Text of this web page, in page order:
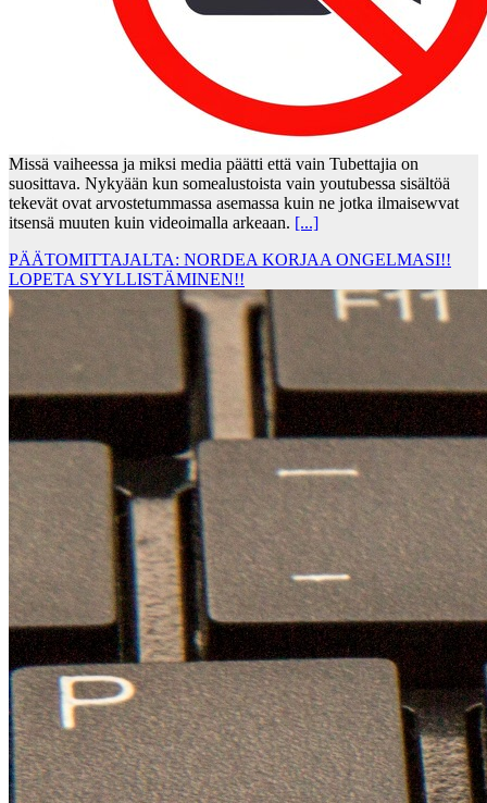
Missä vaiheessa ja miksi media päätti että vain Tubettajia on
suosittava. Nykyään kun somealustoista vain youtubessa sisältöä
tekevät ovat arvostetummassa asemassa kuin ne jotka ilmaisewvat
itsensä muuten kuin videoimalla arkeaan. [...]
PÄÄTOMITTAJALTA: NORDEA KORJAA ONGELMASI!!
LOPETA SYYLLISTÄMINEN!!